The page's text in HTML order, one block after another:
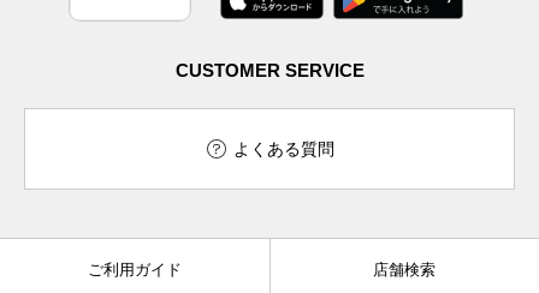
CUSTOMER SERVICE
よくある質問
ご利用ガイド 店舗検索